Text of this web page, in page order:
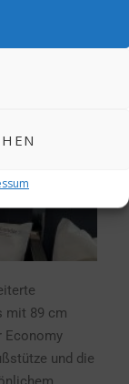
mit 89 cm
Economy
und die